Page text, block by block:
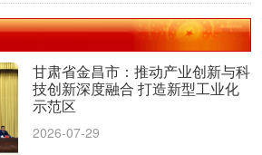
甘肃省金昌市：推动产业创新与科
技创新深度融合 打造新型工业化
示范区
2026-07-29